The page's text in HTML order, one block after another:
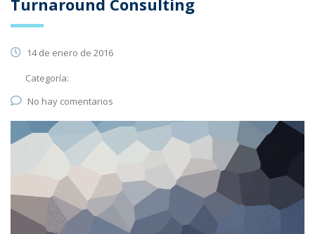
Turnaround Consulting
14 de enero de 2016
Categoría:
No hay comentarios